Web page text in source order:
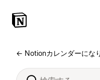
← Notionカレンダーにな